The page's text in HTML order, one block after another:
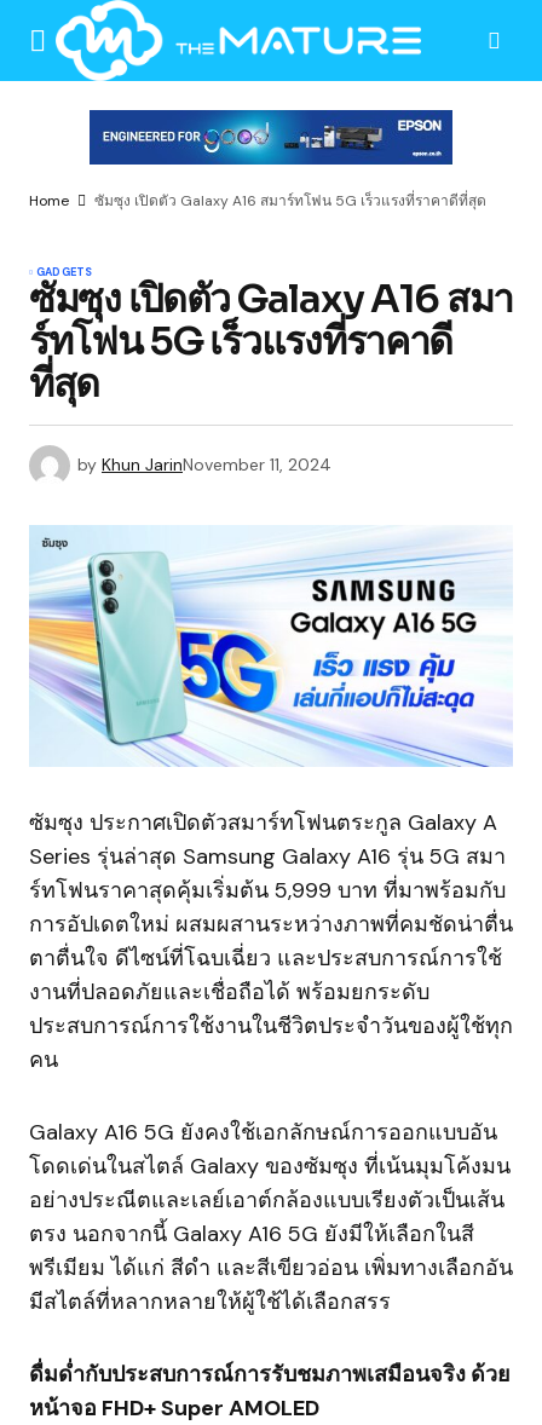
Home ซัมซุง เปิดตัว Galaxy A16 สมาร์ทโฟน 5G เร็วแรงที่ราคาดีที่สุด
GADGETS
ซัมซุง เปิดตัว Galaxy A16 สมา
ร์ทโฟน 5G เร็วแรงที่ราคาดี
ที่สุด
by Khun JarinNovember 11, 2024
ซัมซุง ประกาศเปิดตัวสมาร์ทโฟนตระกูล Galaxy A
Series รุ่นล่าสุด Samsung Galaxy A16 รุ่น 5G สมา
ร์ทโฟนราคาสุดคุ้มเริ่มต้น 5,999 บาท ที่มาพร้อมกับ
การอัปเดตใหม่ ผสมผสานระหว่างภาพที่คมชัดน่าตื่น
ตาตื่นใจ ดีไซน์ที่โฉบเฉี่ยว และประสบการณ์การใช้
งานที่ปลอดภัยและเชื่อถือได้ พร้อมยกระดับ
ประสบการณ์การใช้งานในชีวิตประจำวันของผู้ใช้ทุก
คน
Galaxy A16 5G ยังคงใช้เอกลักษณ์การออกแบบอัน
โดดเด่นในสไตล์ Galaxy ของซัมซุง ที่เน้นมุมโค้งมน
อย่างประณีตและเลย์เอาต์กล้องแบบเรียงตัวเป็นเส้น
ตรง นอกจากนี้ Galaxy A16 5G ยังมีให้เลือกในสี
พรีเมียม ได้แก่ สีดำ และสีเขียวอ่อน เพิ่มทางเลือกอัน
มีสไตล์ที่หลากหลายให้ผู้ใช้ได้เลือกสรร
ดื่มด่ำกับประสบการณ์การรับชมภาพเสมือนจริง ด้วย
หน้าจอ FHD+ Super AMOLED